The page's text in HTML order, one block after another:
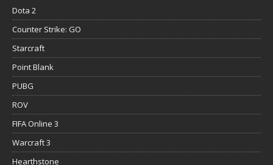
Dota 2
Counter Strike: GO
Starcraft
Point Blank
PUBG
ROV
FIFA Online 3
Warcraft 3
Hearthstone